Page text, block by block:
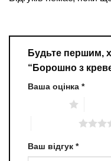
Будьте першим,
“Борошно з
Ваша оцінка *
Ваш відгук *